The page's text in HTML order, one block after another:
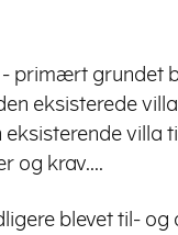
primært grundet
eksisterede
villa
og krav....
blevet til-